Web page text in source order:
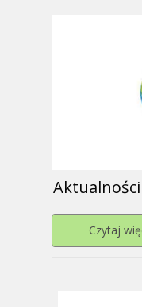
Aktualności
Czytaj